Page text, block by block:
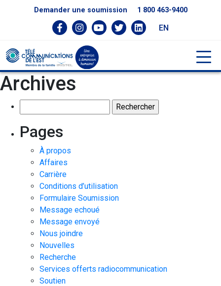
Demander une soumission 1 800 463-9400
EN
Archives
Pages
À propos
Affaires
Carrière
Conditions d’utilisation
Formulaire Soumission
Message echoué
Message envoyé
Nous joindre
Nouvelles
Recherche
Services offerts radiocommunication
Soutien